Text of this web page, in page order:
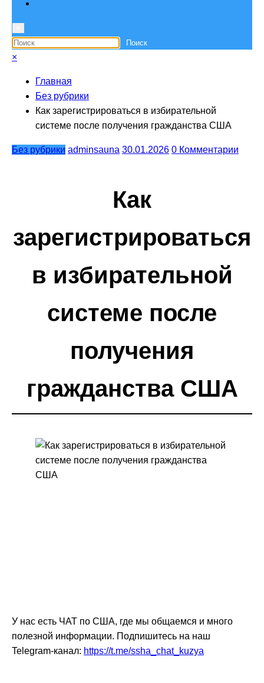
×
Главная
Без рубрики
Как зарегистрироваться в избирательной
системе после получения гражданства США
Без рубрики adminsauna 30.01.2026 0 Комментарии
Как
зарегистрироваться
в избирательной
системе после
получения
гражданства США
У нас есть ЧАТ по США, где мы общаемся и много
полезной информации. Подпишитесь на наш
Telegram-канал: https://t.me/ssha_chat_kuzya